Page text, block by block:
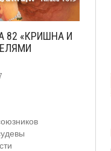
82 «КРИШНА И